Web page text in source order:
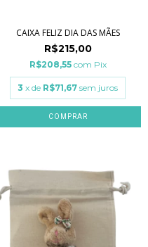
CAIXA FELIZ DIA DAS MÃES
R$215,00
R$208,55 com Pix
3 x de R$71,67 sem juros